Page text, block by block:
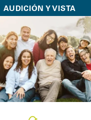
AUDICIÓN Y VISTA